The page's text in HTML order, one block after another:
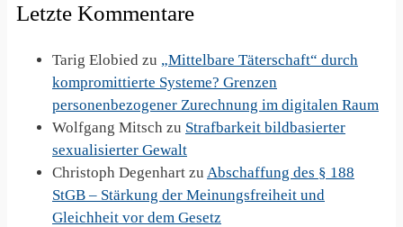
Letzte Kommentare
Tarig Elobied zu „Mittelbare Täterschaft“ durch
kompromittierte Systeme? Grenzen
personenbezogener Zurechnung im digitalen Raum
Wolfgang Mitsch zu Strafbarkeit bildbasierter
sexualisierter Gewalt
Christoph Degenhart zu Abschaffung des § 188
StGB – Stärkung der Meinungsfreiheit und
Gleichheit vor dem Gesetz